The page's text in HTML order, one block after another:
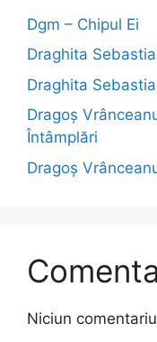
Dgm – Chipul Ei
Draghita
Draghita
Dragoş
Întâmplări
Dragoş
Niciun